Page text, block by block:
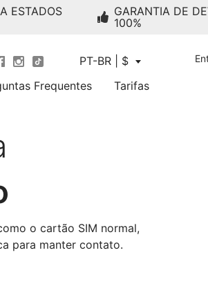
ESTADOS
GARANTIA DE
100%
PT-BR | $
Frequentes
Tarifas
o cartão SIM normal,
para manter contato.